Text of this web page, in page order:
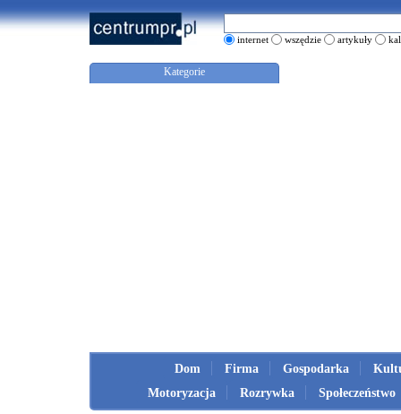
internet wszędzie artykuły
Kategorie
Dom Firma Gospodarka
Motoryzacja
Rozrywka Społeczeństwo